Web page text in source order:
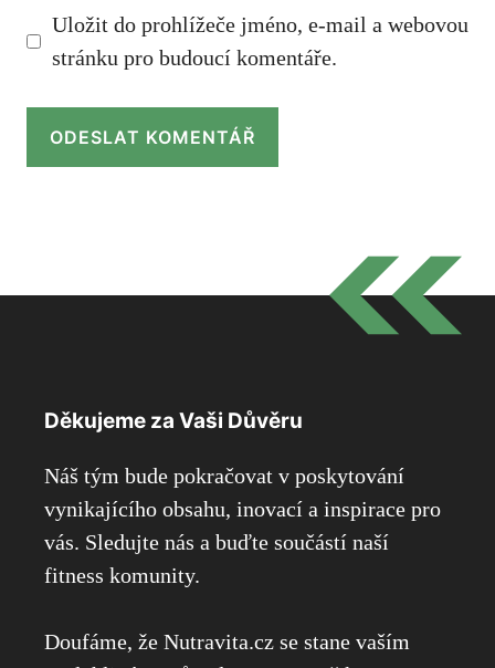
Uložit do prohlížeče jméno, e-mail a webovou
stránku pro budoucí komentáře.
Děkujeme za Vaši Důvěru
Náš tým bude pokračovat v poskytování
vynikajícího obsahu, inovací a inspirace pro
vás. Sledujte nás a buďte součástí naší
fitness komunity.
Doufáme, že Nutravita.cz se stane vaším